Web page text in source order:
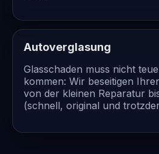
Autoverglasung
Glasschaden muss nicht
kommen: Wir beseitigen
von der kleinen Reparatur
(schnell, original und